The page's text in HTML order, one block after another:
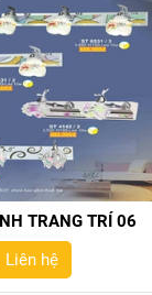
TRANG TRÍ 06
Liên hệ